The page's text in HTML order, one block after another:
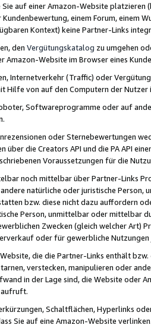
Sie auf einer Amazon-Website
einem Forum, einem
Kontext) keine Partner-Links
den Vergütungskatalog zu umgehen
Amazon-Website im Browser eines
Internetverkehr (Traffic) oder
Hilfe von auf den Computern der
Softwareprogramme oder auf
oder Sternebewertungen
über die Creators API und die PA API
Voraussetzungen für die
noch mittelbar über Partner-Links
natürliche oder juristische
bzw. diese nicht dazu auffordern
Person, unmittelbar oder mittelbar
Zwecken (gleich welcher Art)
oder für gewerbliche
Website, die die Partner-Links enthält
verstecken, manipulieren oder
in der Lage sind, die Website oder
aufruft.
Schaltflächen, Hyperlinks
Sie auf eine Amazon-Website